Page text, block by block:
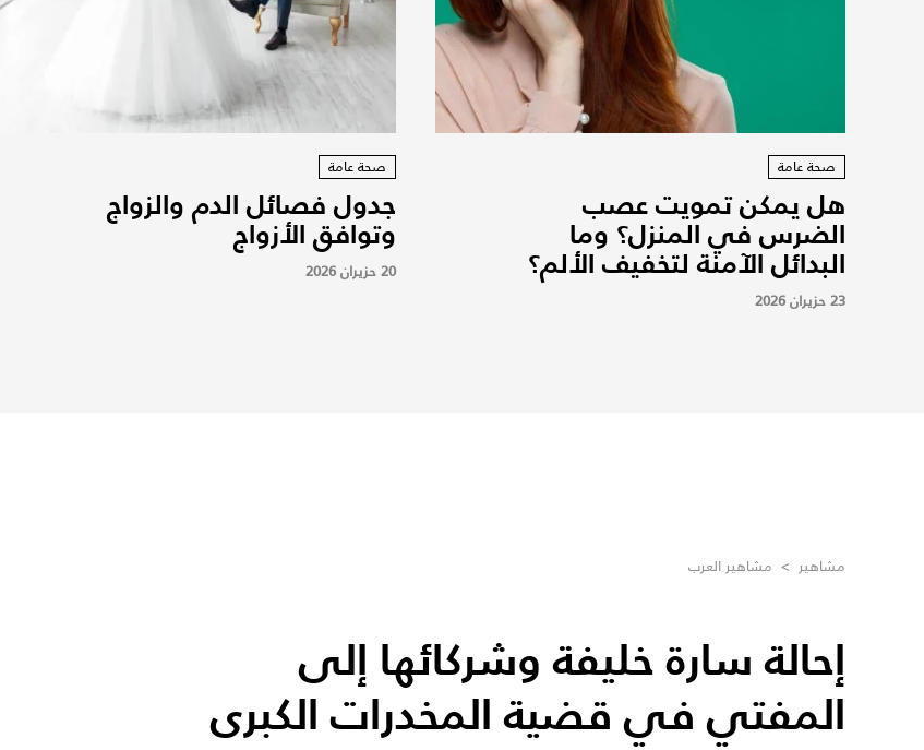
صحة عامة
هل يمكن تمويت عصب
الضرس في المنزل؟ وما
البدائل الآمنة لتخفيف الألم؟
23 حزيران 2026
صحة عامة
جدول فصائل الدم والزواج
وتوافق الأزواج
20 حزيران 2026
مشاهير > مشاهير العرب
إحالة سارة خليفة وشركائها إلى
المفتي في قضية المخدرات الكبرى